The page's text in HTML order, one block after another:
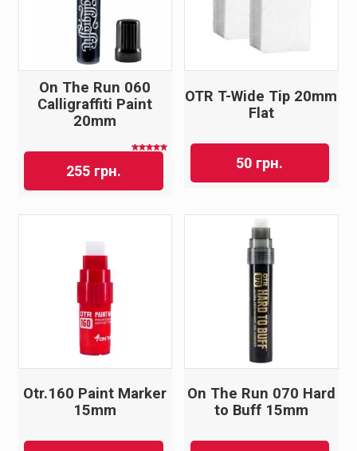
On The Run 060
Calligraffiti Paint
20mm
255 грн.
OTR T-Wide Tip 20mm
Flat
50 грн.
Otr.160 Paint Marker
15mm
On The Run 070 Hard
to Buff 15mm